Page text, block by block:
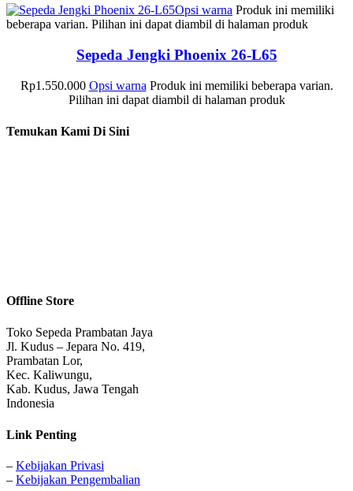
Opsi warna Produk ini memiliki
beberapa varian. Pilihan ini dapat diambil di halaman produk
Sepeda Jengki Phoenix 26-L65
Rp1.550.000 Opsi warna Produk ini memiliki beberapa varian.
Pilihan ini dapat diambil di halaman produk
Temukan Kami Di Sini
Offline Store
Toko Sepeda Prambatan Jaya
Jl. Kudus – Jepara No. 419,
Prambatan Lor,
Kec. Kaliwungu,
Kab. Kudus, Jawa Tengah
Indonesia
Link Penting
– Kebijakan Privasi
– Kebijakan Pengembalian